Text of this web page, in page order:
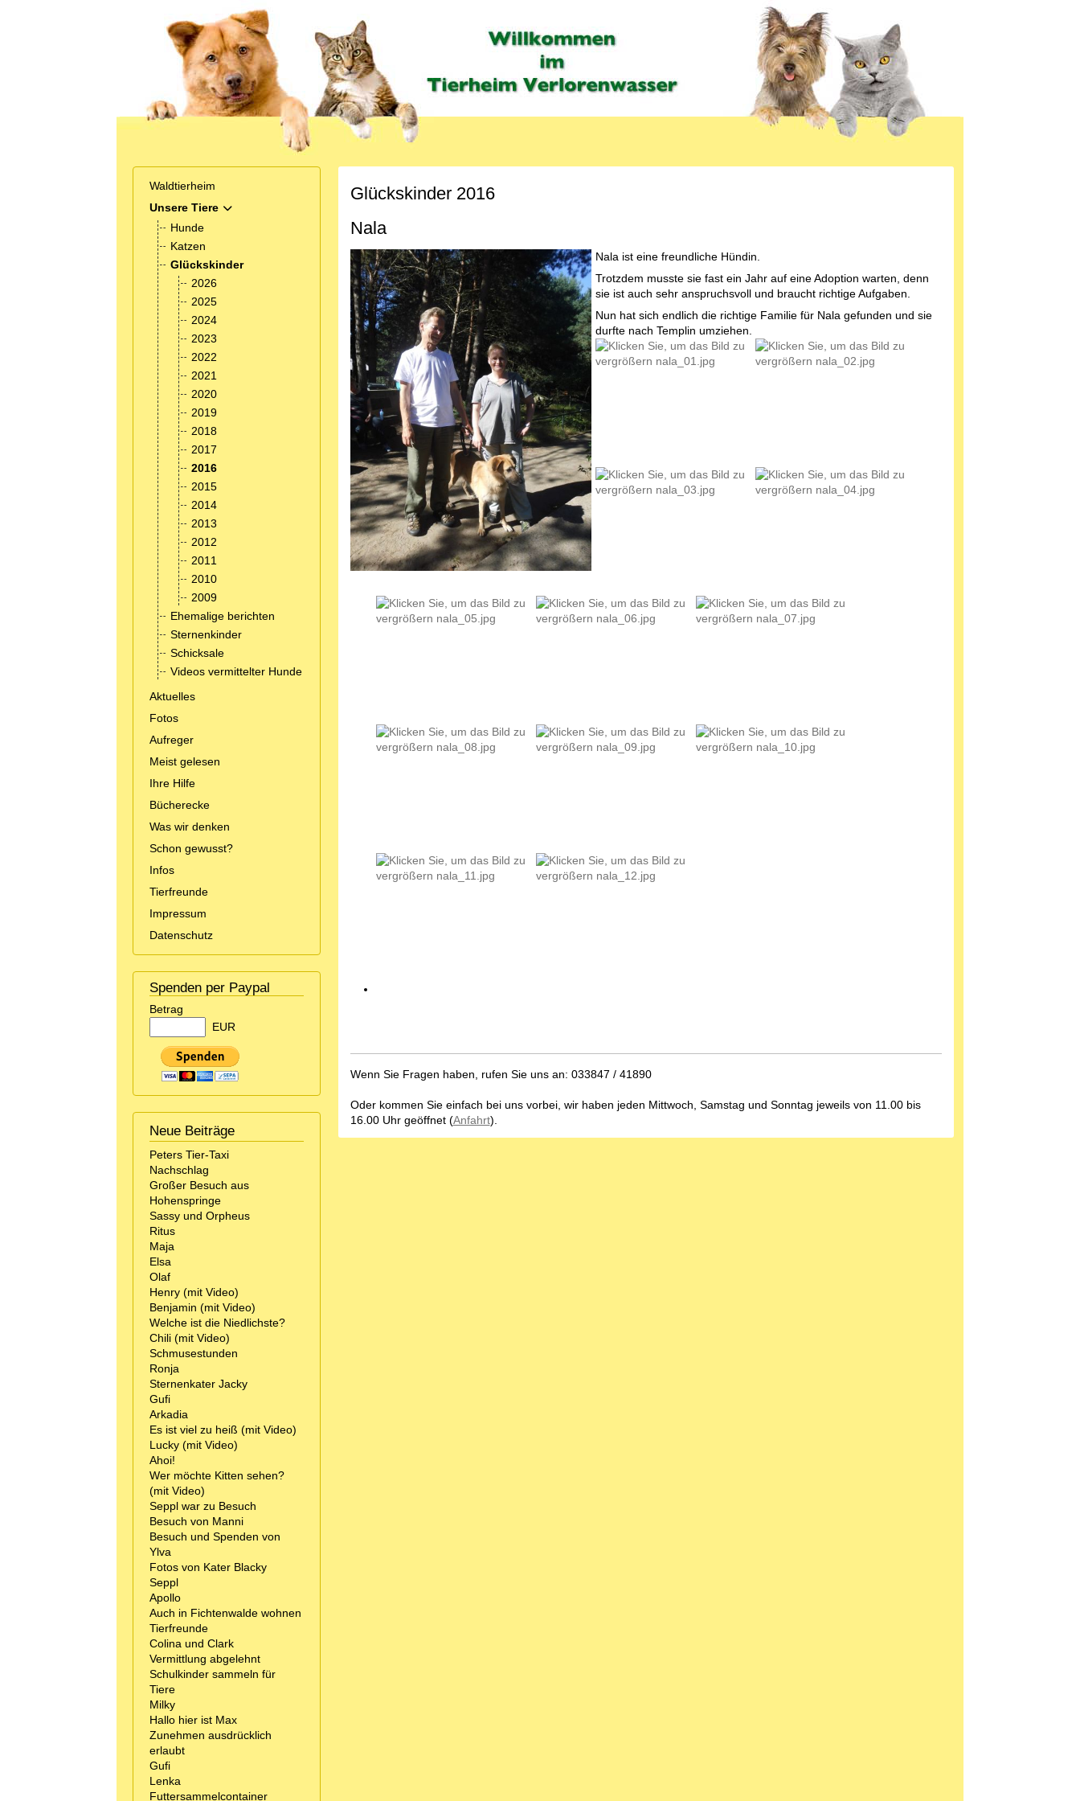
Waldtierheim
Unsere Tiere
MOD_MENU_TOGGLE_SUBMENU_LABEL
Hunde
Katzen
Glückskinder
2026
2025
2024
2023
2022
2021
2020
2019
2018
2017
2016
2015
2014
2013
2012
2011
2010
2009
Ehemalige berichten
Sternenkinder
Schicksale
Videos vermittelter Hunde
Aktuelles
Fotos
Aufreger
Meist gelesen
Ihre Hilfe
Bücherecke
Was wir denken
Schon gewusst?
Infos
Tierfreunde
Impressum
Datenschutz
Spenden per Paypal
Betrag
EUR
Neue Beiträge
Peters Tier-Taxi
Nachschlag
Großer Besuch aus
Hohenspringe
Sassy und Orpheus
Ritus
Maja
Elsa
Olaf
Henry (mit Video)
Benjamin (mit Video)
Welche ist die Niedlichste?
Chili (mit Video)
Schmusestunden
Ronja
Sternenkater Jacky
Gufi
Arkadia
Es ist viel zu heiß (mit Video)
Lucky (mit Video)
Ahoi!
Wer möchte Kitten sehen?
(mit Video)
Seppl war zu Besuch
Besuch von Manni
Besuch und Spenden von
Ylva
Fotos von Kater Blacky
Seppl
Apollo
Auch in Fichtenwalde wohnen
Tierfreunde
Colina und Clark
Vermittlung abgelehnt
Schulkinder sammeln für
Tiere
Milky
Hallo hier ist Max
Zunehmen ausdrücklich
erlaubt
Gufi
Lenka
Futtersammelcontainer
Glückskinder 2016
Nala
Nala ist eine freundliche Hündin.
Trotzdem musste sie fast ein Jahr auf eine Adoption warten, denn
sie ist auch sehr anspruchsvoll und braucht richtige Aufgaben.
Nun hat sich endlich die richtige Familie für Nala gefunden und sie
durfte nach Templin umziehen.
Wenn Sie Fragen haben, rufen Sie uns an: 033847 / 41890
Oder kommen Sie einfach bei uns vorbei, wir haben jeden Mittwoch, Samstag und Sonntag jeweils von 11.00 bis
16.00 Uhr geöffnet (Anfahrt).